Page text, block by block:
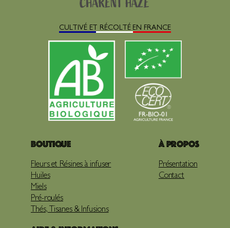
CULTIVÉ ET RÉCOLTÉ EN FRANCE
Boutique
Fleurs et Résines à infuser
Huiles
Miels
Pré-roulés
Thés, Tisanes & Infusions
À propos
Présentation
Contact